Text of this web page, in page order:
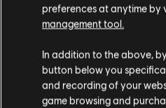
preferences at anytime by
management tool.
In addition to the above,
button below you
and recording of your
game browsing and